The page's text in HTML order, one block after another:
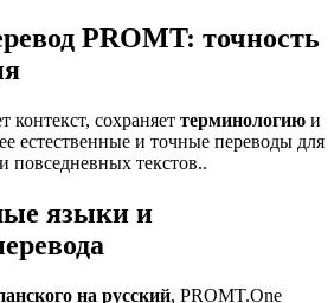
PROMT: точность
контекст, сохраняет терминологию и
естественные и точные переводы для
повседневных текстов..
языки и
на русский, PROMT.One